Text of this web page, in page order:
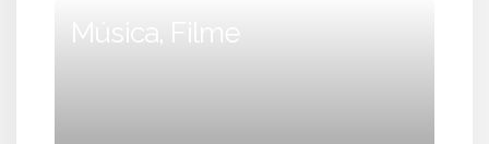
Música, Filme